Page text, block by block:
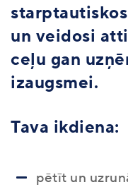
un veidosi
ceļu gan
izaugsmei.
Tava ikdiena:
pētīt un